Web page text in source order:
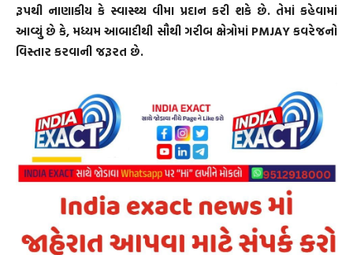
રૂપથી નાણાકીય કે સ્વાસ્થ્ય વીમા પ્રદાન કરી શકે છે. તેમાં કહેવામાં
આવ્યું છે કે, મધ્યમ આબાદીથી સૌથી ગરીબ ક્ષેત્રોમાં PMJAY કવરેજનો
વિસ્તાર કરવાની જરૂરત છે.